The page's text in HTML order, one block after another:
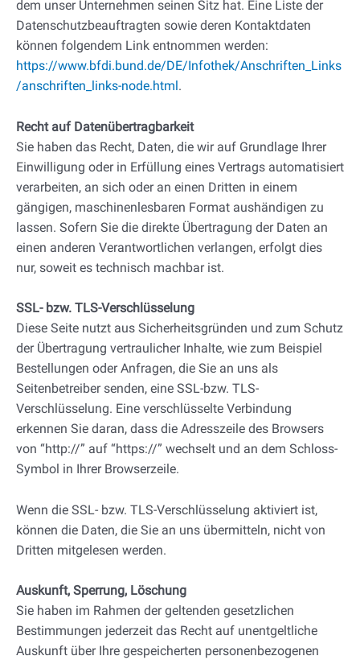
dem unser Unternehmen seinen Sitz hat. Eine Liste der
Datenschutzbeauftragten sowie deren Kontaktdaten
können folgendem Link entnommen werden:
https://www.bfdi.bund.de/DE/Infothek/Anschriften_Links
/anschriften_links-node.html.
Recht auf Datenübertragbarkeit
Sie haben das Recht, Daten, die wir auf Grundlage Ihrer
Einwilligung oder in Erfüllung eines Vertrags automatisiert
verarbeiten, an sich oder an einen Dritten in einem
gängigen, maschinenlesbaren Format aushändigen zu
lassen. Sofern Sie die direkte Übertragung der Daten an
einen anderen Verantwortlichen verlangen, erfolgt dies
nur, soweit es technisch machbar ist.
SSL- bzw. TLS-Verschlüsselung
Diese Seite nutzt aus Sicherheitsgründen und zum Schutz
der Übertragung vertraulicher Inhalte, wie zum Beispiel
Bestellungen oder Anfragen, die Sie an uns als
Seitenbetreiber senden, eine SSL-bzw. TLS-
Verschlüsselung. Eine verschlüsselte Verbindung
erkennen Sie daran, dass die Adresszeile des Browsers
von “http://” auf “https://” wechselt und an dem Schloss-
Symbol in Ihrer Browserzeile.
Wenn die SSL- bzw. TLS-Verschlüsselung aktiviert ist,
können die Daten, die Sie an uns übermitteln, nicht von
Dritten mitgelesen werden.
Auskunft, Sperrung, Löschung
Sie haben im Rahmen der geltenden gesetzlichen
Bestimmungen jederzeit das Recht auf unentgeltliche
Auskunft über Ihre gespeicherten personenbezogenen